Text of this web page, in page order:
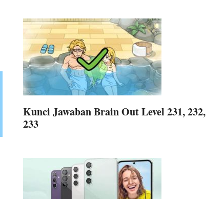
Kunci Jawaban Brain Out Level 231, 232,
233